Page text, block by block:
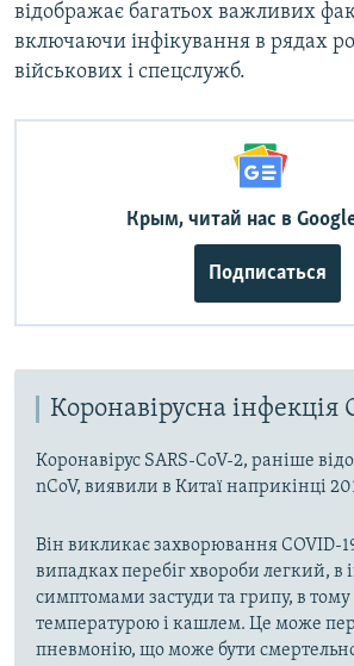
відображає багатьох важливих
включаючи інфікування в рядах
військових і спецслужб.
Крым, читай нас в
Подписаться
Коронавірусна інфекція
Коронавірус SARS-CoV-2, раніше
nCoV, виявили в Китаї наприкінці
Він викликає захворювання COVID-
випадках перебіг хвороби легкий, в
симптомами застуди та грипу, в
температурою і кашлем. Це може
пневмонію, що може бути